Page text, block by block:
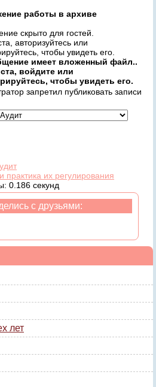
работы в архиве
скрыто для гостей.
авторизуйтесь или
чтобы увидеть его.
имеет вложенный файл..
войдите или
чтобы увидеть его.
запретил публиковать записи
их регулирования
0.186 секунд
с друзьями:
лет